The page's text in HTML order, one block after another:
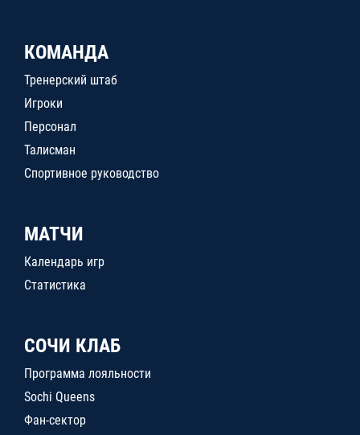
КОМАНДА
Тренерский штаб
Игроки
Персонал
Талисман
Спортивное руководство
МАТЧИ
Календарь игр
Статистика
СОЧИ КЛАБ
Программа лояльности
Sochi Queens
Фан-сектор